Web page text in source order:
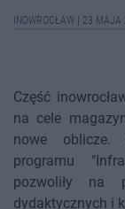
INOWROCŁAW 23 MAJA
Część
na cele
nowe oblicze.
programu
pozwoliły na
dydaktycznych i